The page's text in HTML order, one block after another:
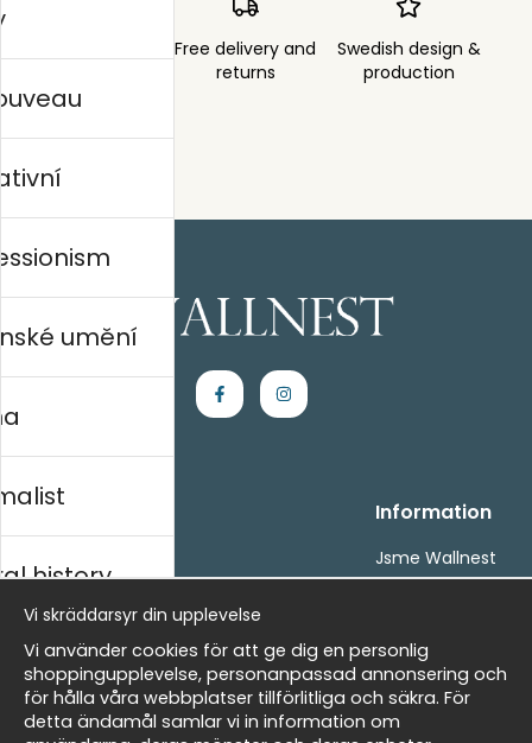
Free delivery and
returns
Swedish design &
production
Handla
Villkor
- Returer och återbetalningar
Om cookies
Mina favoriter
Information
Jsme Wallnest
FAQ
Newsletter
umění
history
Vi skräddarsyr din upplevelse
Vi använder cookies för att ge dig en personlig
shoppingupplevelse, personanpassad annonsering och
för hålla våra webbplatser tillförlitliga och säkra. För
detta ändamål samlar vi in information om